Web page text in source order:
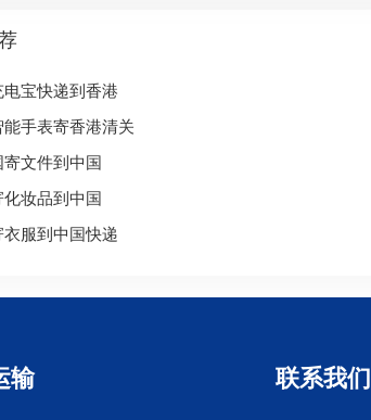
宝快递到香港
手表寄香港清关
文件到中国
妆品到中国
服到中国快递
输 联系我们